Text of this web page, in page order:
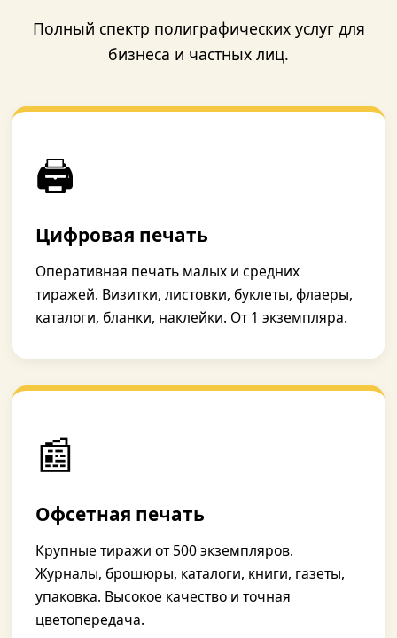
Полный спектр полиграфических услуг для
бизнеса и частных лиц.
🖨️
Цифровая печать
Оперативная печать малых и средних
тиражей. Визитки, листовки, буклеты, флаеры,
каталоги, бланки, наклейки. От 1 экземпляра.
📰
Офсетная печать
Крупные тиражи от 500 экземпляров.
Журналы, брошюры, каталоги, книги, газеты,
упаковка. Высокое качество и точная
цветопередача.